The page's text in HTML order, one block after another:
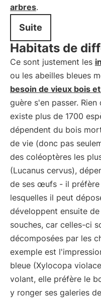
arbres.
Suite
Habitats de
Ce sont justement les
ou les abeilles bleues
besoin de vieux bois
guère s'en passer.
existe plus de 1700
dépendent du bois
de vie (donc pas
des coléoptères les
(Lucanus cervus),
de ses œufs - il préfère
lesquelles il peut
développent ensuite
souches, car celles-ci
décomposées par les
exemple est
bleue (Xylocopa
volant, elle préfère le
y ronger ses galeries